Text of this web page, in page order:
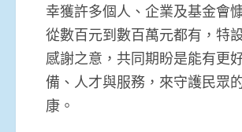
幸獲許多個人、企業及基金會
從數百元到數百萬元都有，特
感謝之意，共同期盼是能有更
備、人才與服務，來守護民眾
康。